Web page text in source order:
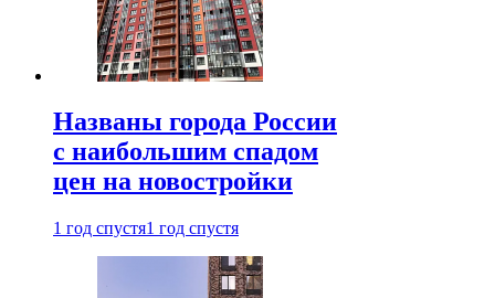
Названы города России
с наибольшим спадом
цен на новостройки
1 год спустя1 год спустя